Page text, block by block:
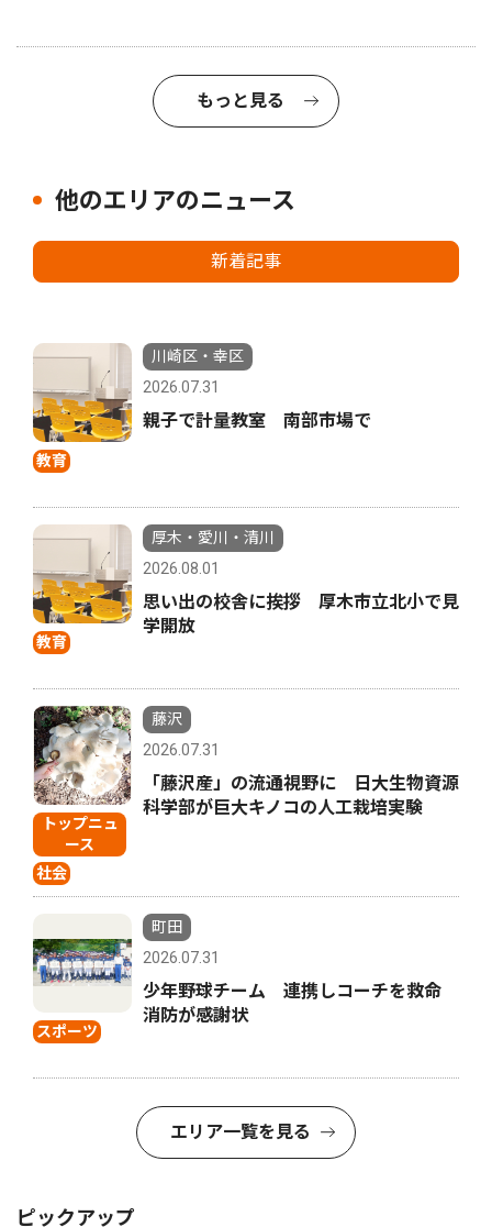
もっと見る
他のエリアのニュース
新着記事
教育
川崎区・幸区
2026.07.31
親子で計量教室 南部市場で
教育
厚木・愛川・清川
2026.08.01
思い出の校舎に挨拶 厚木市立北小で見
学開放
トップニュ
ース
社会
藤沢
2026.07.31
「藤沢産」の流通視野に 日大生物資源
科学部が巨大キノコの人工栽培実験
スポーツ
町田
2026.07.31
少年野球チーム 連携しコーチを救命
消防が感謝状
エリア一覧を見る
ピックアップ